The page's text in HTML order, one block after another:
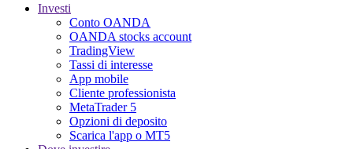
Investi
Conto OANDA
OANDA stocks account
TradingView
Tassi di interesse
App mobile
Cliente professionista
MetaTrader 5
Opzioni di deposito
Scarica l'app o MT5